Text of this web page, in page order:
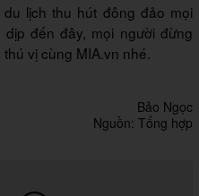
lịch thu hút đông đảo mọi
đến đây, mọi người đừng
vị cùng MIA.vn nhé.
Bảo Ngọc
Nguồn: Tổng hợp